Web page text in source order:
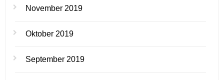
November 2019
Oktober 2019
September 2019